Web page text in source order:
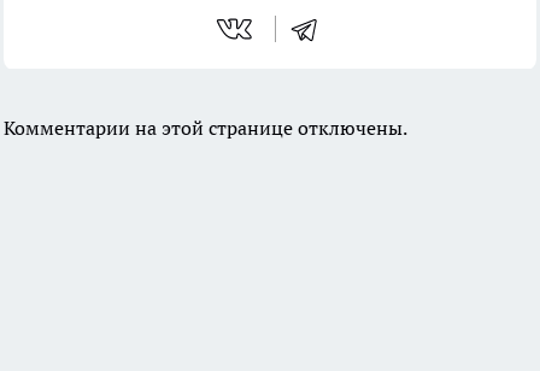
Комментарии на этой странице отключены.